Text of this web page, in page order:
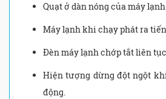
Quạt ở dàn nóng của máy
Máy lạnh khi chạy phát ra
Đèn máy lạnh chớp tắt liên
Hiện tượng dừng đột ngột
động.